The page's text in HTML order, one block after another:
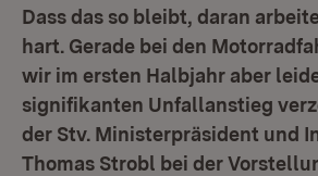
Dass das so bleibt, daran
hart. Gerade bei den
wir im ersten Halbjahr aber
signifikanten Unfallanstieg
der Stv. Ministerpräsident und
Thomas Strobl bei der